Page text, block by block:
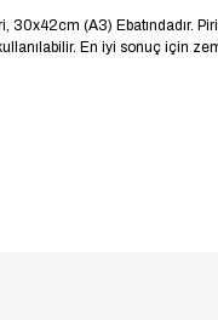
(A3) Ebatındadır.
En iyi sonuç için